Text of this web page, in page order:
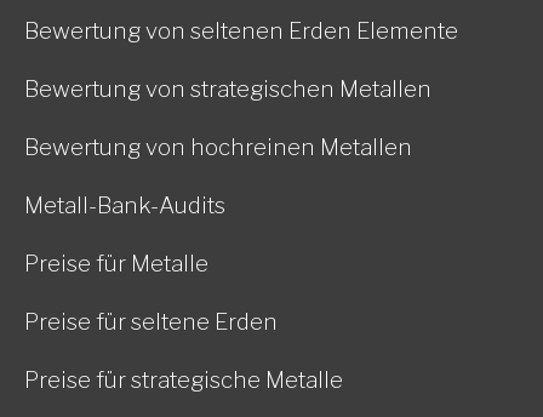
Bewertung von seltenen Erden Elemente
Bewertung von strategischen Metallen
Bewertung von hochreinen Metallen
Metall-Bank-Audits
Preise für Metalle
Preise für seltene Erden
Preise für strategische Metalle